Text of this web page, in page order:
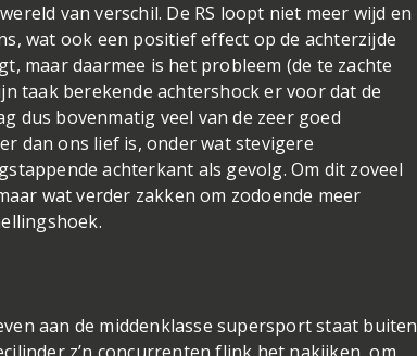
van verschil. De RS loopt niet meer wijd en
wat ook een positief effect op de achterzijde
maar daarmee is het probleem (de te zachte
taak berekende achtershock er voor dat de
dus bovenmatig veel van de zeer goed
dan ons lief is, onder wat stevigere
achterkant als gevolg. Om dit zoveel
wat verder zakken om zodoende meer
aan de middenklasse supersport staat buiten